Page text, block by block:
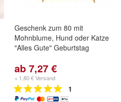
Geschenk zum 80 mit
Mohnblume, Hund oder Katze
"Alles Gute" Geburtstag
ab 7,27 €
+ 1,80 € Versand
1